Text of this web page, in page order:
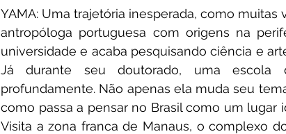
YAMA: Uma trajetória inesperada, como
antropóloga portuguesa com origens na
universidade e acaba pesquisando ciência e
Já durante seu doutorado, uma
profundamente. Não apenas ela muda seu
como passa a pensar no Brasil como um lugar
Visita a zona franca de Manaus, o complexo